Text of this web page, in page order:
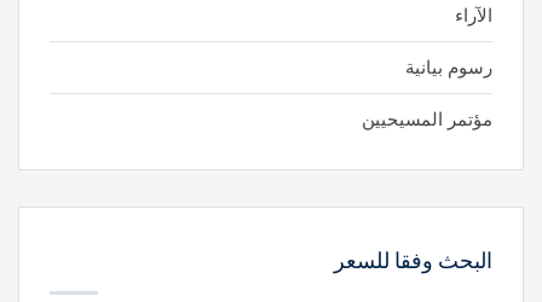
الآراء
رسوم بيانية
مؤتمر المسيحيين
البحث وفقا للسعر